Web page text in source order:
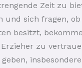
Zeit zu
sich fragen,
besitzt,
zu